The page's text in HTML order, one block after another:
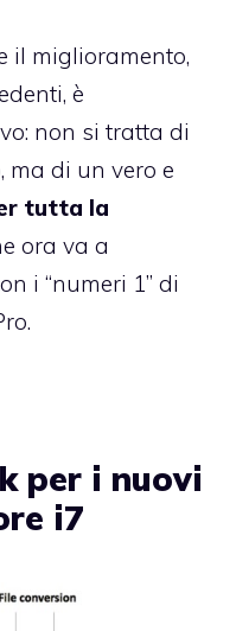
il miglioramento,
è
non si tratta di
ma di un vero e
tutta la
ora va a
i “numeri 1” di
per i nuovi
i7